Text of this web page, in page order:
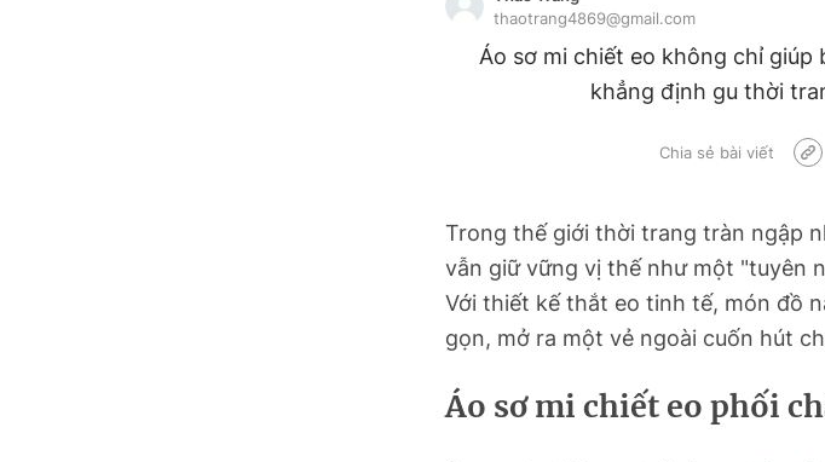
thaotrang4869@gmail.com
Áo sơ mi chiết eo không chỉ
khẳng định gu thời
Chia sẻ bài viết
Trong thế giới thời trang tràn ngập
vẫn giữ vững vị thế như một "tuyên
Với thiết kế thắt eo tinh tế, món đồ
gọn, mở ra một vẻ ngoài cuốn hút
Áo sơ mi chiết eo phối